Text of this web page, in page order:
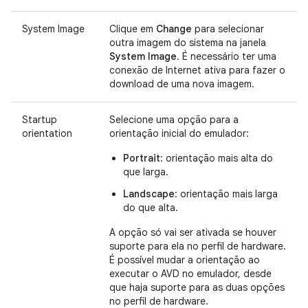
System Image Clique em Change para selecionar
outra imagem do sistema na janela
System Image. É necessário ter uma
conexão de Internet ativa para fazer o
download de uma nova imagem.
Startup
orientation
Selecione uma opção para a
orientação inicial do emulador:
Portrait: orientação mais alta do
que larga.
Landscape: orientação mais larga
do que alta.
A opção só vai ser ativada se houver
suporte para ela no perfil de hardware.
É possível mudar a orientação ao
executar o AVD no emulador, desde
que haja suporte para as duas opções
no perfil de hardware.